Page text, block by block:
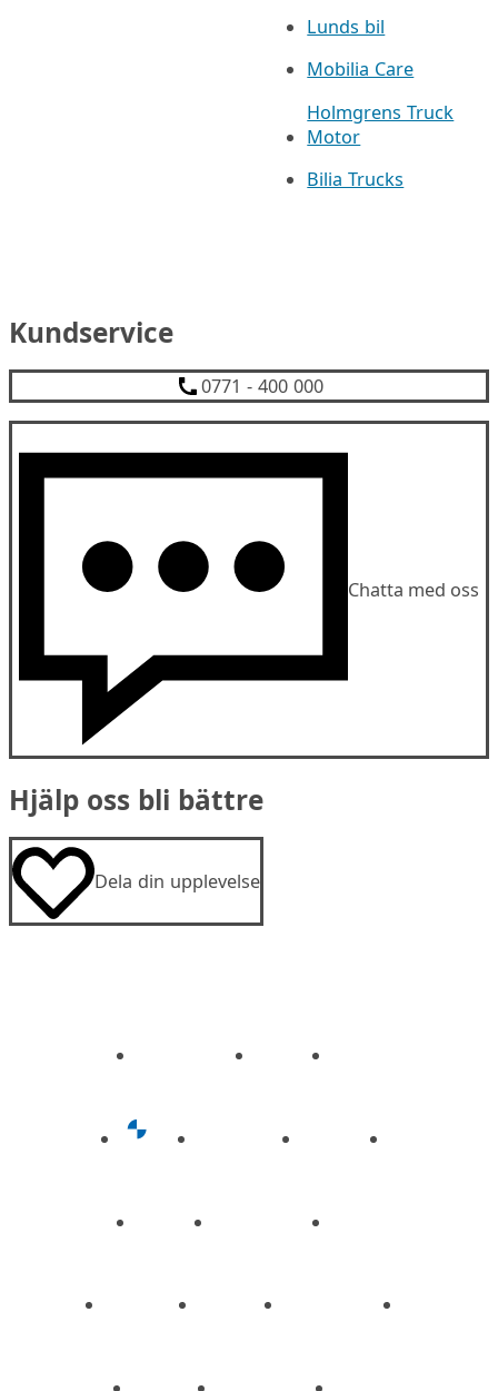
Lunds bil
Mobilia Care
Holmgrens Truck
Motor
Bilia Trucks
Kundservice
0771 - 400 000
Chatta med oss
Hjälp oss bli bättre
Dela din upplevelse